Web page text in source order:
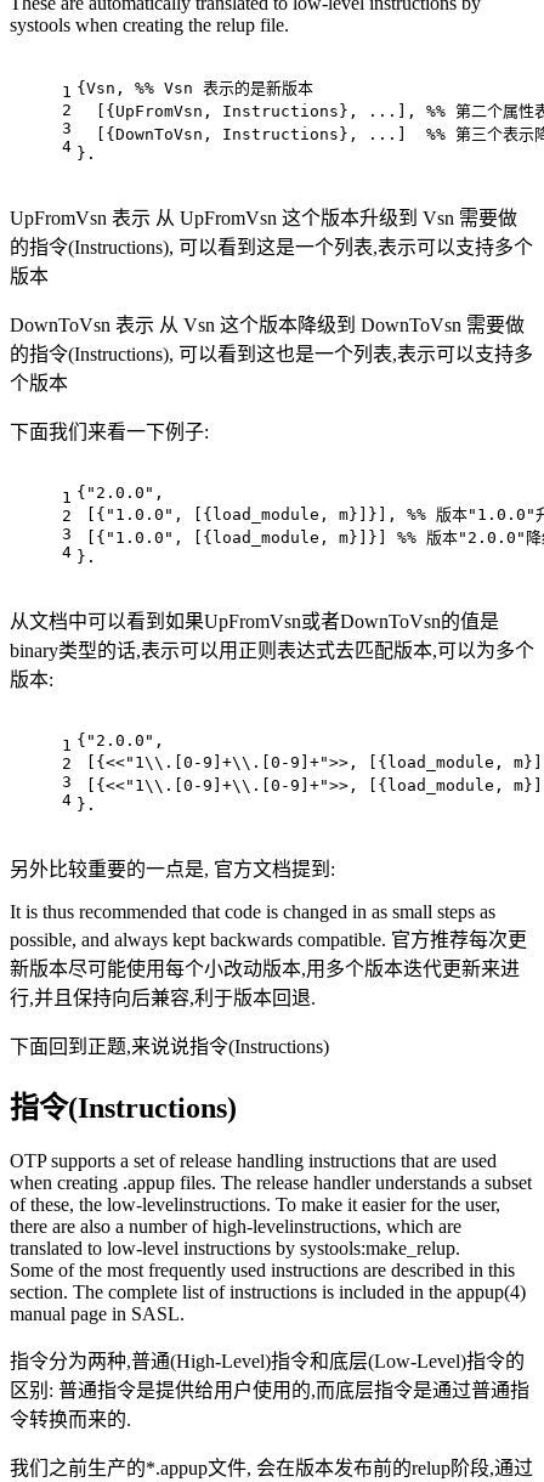
systools when creating the relup file.
1
2
3
4
{Vsn, %% Vsn 表示的是新版本
[{UpFromVsn, Instructions}, ...], %% 第二个属性
[{DownToVsn, Instructions}, ...]  %% 第三个表示
}.
UpFromVsn 表示 从 UpFromVsn 这个版本升级到 Vsn 需要做
的指令(Instructions), 可以看到这是一个列表,表示可以支持多个
版本
DownToVsn 表示 从 Vsn 这个版本降级到 DownToVsn 需要做
的指令(Instructions), 可以看到这也是一个列表,表示可以支持多
个版本
下面我们来看一下例子:
1
2
3
4
{"2.0.0",
[{"1.0.0", [{load_module, m}]}], %% 版本"1.0.0"升
[{"1.0.0", [{load_module, m}]}] %% 版本"2.0.0"降
}.
从文档中可以看到如果UpFromVsn或者DownToVsn的值是
binary类型的话,表示可以用正则表达式去匹配版本,可以为多个
版本:
1
2
3
4
{"2.0.0",
[{<<"1\\.[0-9]+\\.[0-9]+">>, [{load_module, m}]}],
[{<<"1\\.[0-9]+\\.[0-9]+">>, [{load_module, m}]}]
}.
另外比较重要的一点是, 官方文档提到:
It is thus recommended that code is changed in as small steps as
possible, and always kept backwards compatible. 官方推荐每次更
新版本尽可能使用每个小改动版本,用多个版本迭代更新来进
行,并且保持向后兼容,利于版本回退.
下面回到正题,来说说指令(Instructions)
指令(Instructions)
OTP supports a set of release handling instructions that are used
when creating .appup files. The release handler understands a subset
of these, the low-levelinstructions. To make it easier for the user,
there are also a number of high-levelinstructions, which are
translated to low-level instructions by systools:make_relup.
Some of the most frequently used instructions are described in this
section. The complete list of instructions is included in the appup(4)
manual page in SASL.
指令分为两种,普通(High-Level)指令和底层(Low-Level)指令的
区别: 普通指令是提供给用户使用的,而底层指令是通过普通指
令转换而来的.
我们之前生产的*.appup文件, 会在版本发布前的relup阶段,通过